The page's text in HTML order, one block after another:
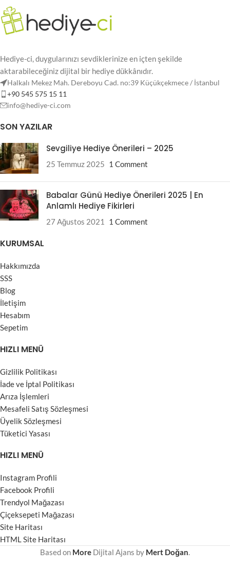
Hediye-ci, duygularınızı sevdiklerinize en içten şekilde
aktarabileceğiniz dijital bir hediye dükkânıdır.
Halkalı Mekez Mah. Dereboyu Cad. no:39 Küçükçekmece / İstanbul
+90 545 575 15 11
info@hediye-ci.com
SON YAZILAR
Sevgiliye Hediye Önerileri – 2025
25 Temmuz 2025 1 Comment
Babalar Günü Hediye Önerileri 2025 | En
Anlamlı Hediye Fikirleri
27 Ağustos 2021 1 Comment
KURUMSAL
Hakkımızda
SSS
Blog
İletişim
Hesabım
Sepetim
HIZLI MENÜ
Gizlilik Politikası
İade ve İptal Politikası
Arıza İşlemleri
Mesafeli Satış Sözleşmesi
Üyelik Sözleşmesi
Tüketici Yasası
HIZLI MENÜ
Instagram Profili
Facebook Profili
Trendyol Mağazası
Çiçeksepeti Mağazası
Site Haritası
HTML Site Haritası
Based on More Dijital Ajans by Mert Doğan.